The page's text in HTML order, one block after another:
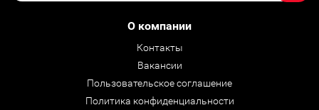
О компании
Контакты
Вакансии
Пользовательское соглашение
Политика конфиденциальности